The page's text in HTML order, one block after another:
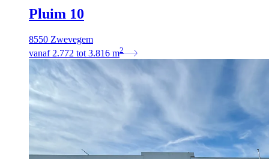
Pluim 10
8550 Zwevegem
vanaf 2.772 tot 3.816 m2